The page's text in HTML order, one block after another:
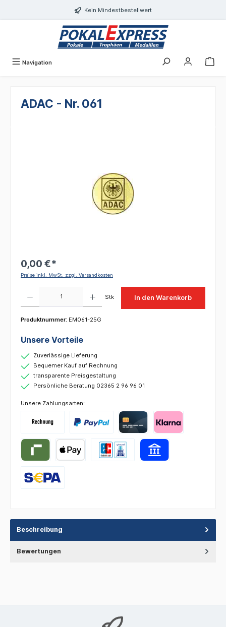
Kein Mindestbestellwert
Navigation
ADAC - Nr. 061
0,00 €*
Preise inkl. MwSt. zzgl. Versandkosten
Stk In den Warenkorb
Produktnummer: EM061-25G
Unsere Vorteile
Zuverlässige Lieferung
Bequemer Kauf auf Rechnung
transparente Preisgestaltung
Persönliche Beratung 02365 2 96 96 01
Unsere Zahlungsarten:
Beschreibung
Bewertungen